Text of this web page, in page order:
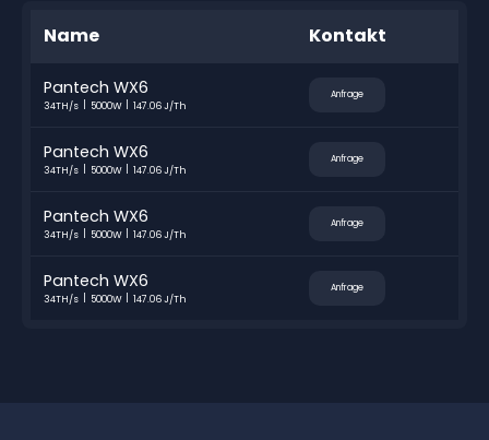
Name Kontakt
Pantech WX6
34TH/s 5000W 147.06 J/Th
Anfrage
Pantech WX6
34TH/s 5000W 147.06 J/Th
Anfrage
Pantech WX6
34TH/s 5000W 147.06 J/Th
Anfrage
Pantech WX6
34TH/s 5000W 147.06 J/Th
Anfrage